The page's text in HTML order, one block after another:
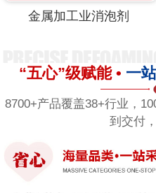
金属加工业消泡剂
“五心”级赋能 • 一
8700+产品覆盖38+行业，
到交付